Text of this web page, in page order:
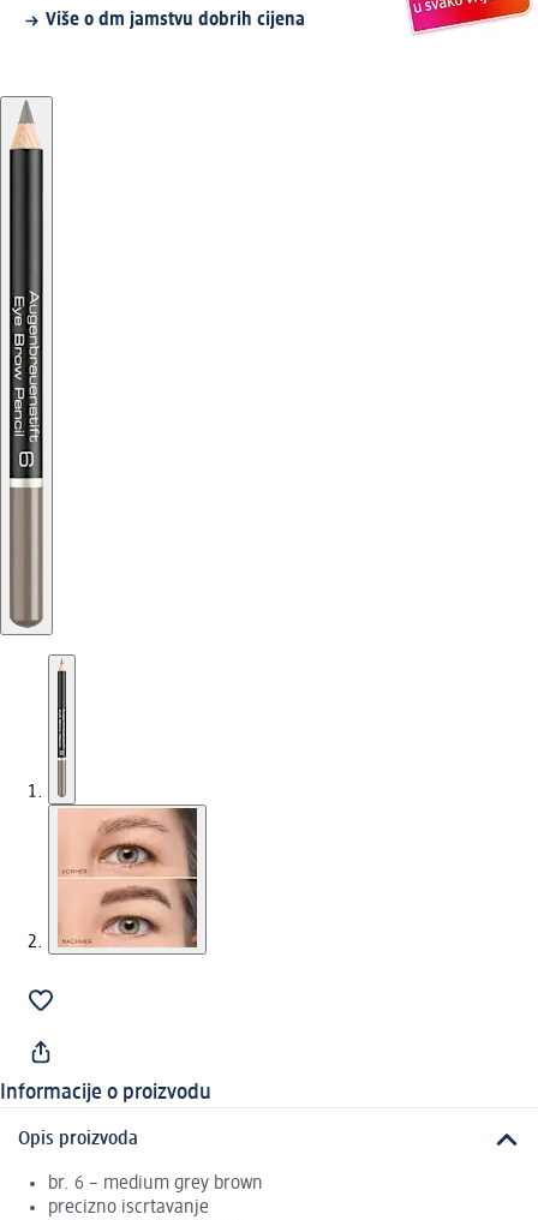
Više o dm jamstvu dobrih cijena
Informacije o proizvodu
Opis proizvoda
br. 6 – medium grey brown
precizno iscrtavanje